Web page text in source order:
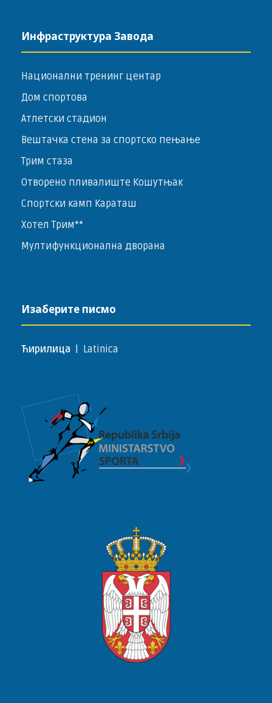
Инфраструктура Завода
Национални тренинг центар
Дом спортова
Атлетски стадион
Вештачка стена за спортско пењање
Трим стаза
Отворено пливалиште Кошутњак
Спортски камп Караташ
Хотел Трим**
Мултифункционална дворана
Изаберите писмо
Ћирилица Latinica